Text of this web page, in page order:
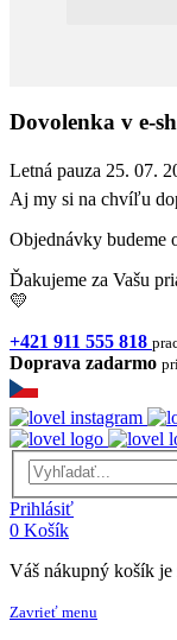
Dovolenka v e-
Letná pauza 25. 07.
Aj my si na chvíľu
Objednávky budeme
Ďakujeme za Vašu
💛
+421 911 555 818
Doprava zadarmo
Prihlásiť
0 Košík
Váš nákupný košík
Zavrieť menu